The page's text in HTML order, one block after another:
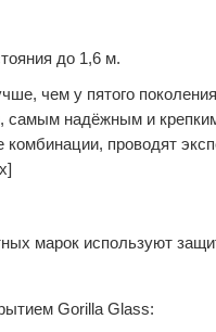
до 1,6 м.
чем у пятого
самым надёжным и
проводят
марок используют
Gorilla Glass: